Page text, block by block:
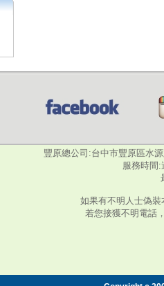
豐原總公司:台中市豐原區水
服務時間:
如果有不明人士偽
若您接獲不明電話